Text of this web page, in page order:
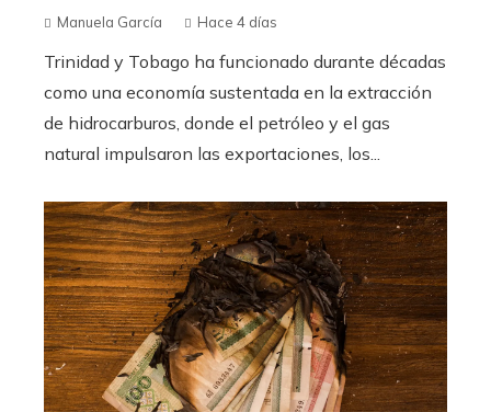
Manuela García Hace 4 días
Trinidad y Tobago ha funcionado durante décadas
como una economía sustentada en la extracción
de hidrocarburos, donde el petróleo y el gas
natural impulsaron las exportaciones, los...